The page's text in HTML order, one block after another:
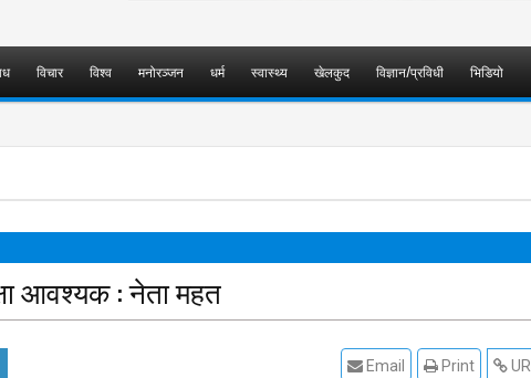
विचार विश्व मनोरञ्जन धर्म स्वास्थ्य खेलकुद विज्ञान/प्रविधी भिडियो
आवश्यक : नेता महत
Print
Email